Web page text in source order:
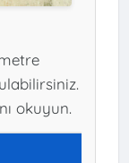
okuyun.